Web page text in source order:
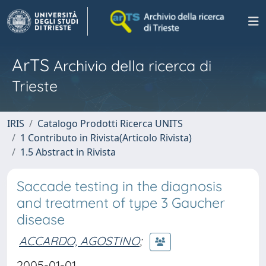
ArTS Archivio della ricerca di
Trieste
IRIS
Catalogo Prodotti Ricerca UNITS
1 Contributo in Rivista(Articolo Rivista)
1.5 Abstract in Rivista
Saccade testing in the diagnosis
and treatment of type 3 Gaucher
disease
ACCARDO, AGOSTINO;